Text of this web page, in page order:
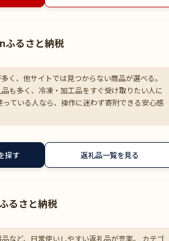
ふるさと納税
く、他サイトでは見つからない商品が選べる。
も多く、冷凍・加工品をすぐ受け取りたい人に
ている人なら、操作に迷わず寄附できる安心感
探す 返礼品一覧を見る
るさと納税
など、日常使いしやすい返礼品が充実。 カテゴ